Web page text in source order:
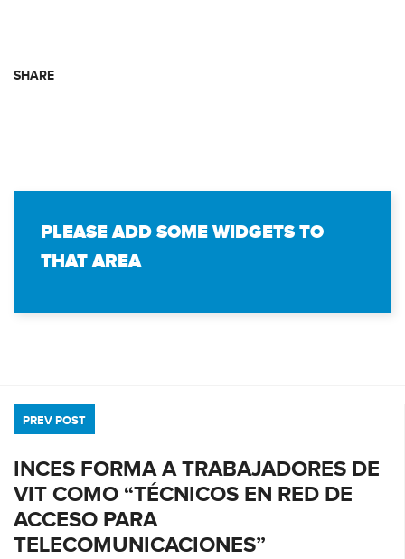
SHARE
PLEASE ADD SOME WIDGETS TO
THAT AREA
PREV POST
INCES FORMA A TRABAJADORES DE
VIT COMO “TÉCNICOS EN RED DE
ACCESO PARA
TELECOMUNICACIONES”